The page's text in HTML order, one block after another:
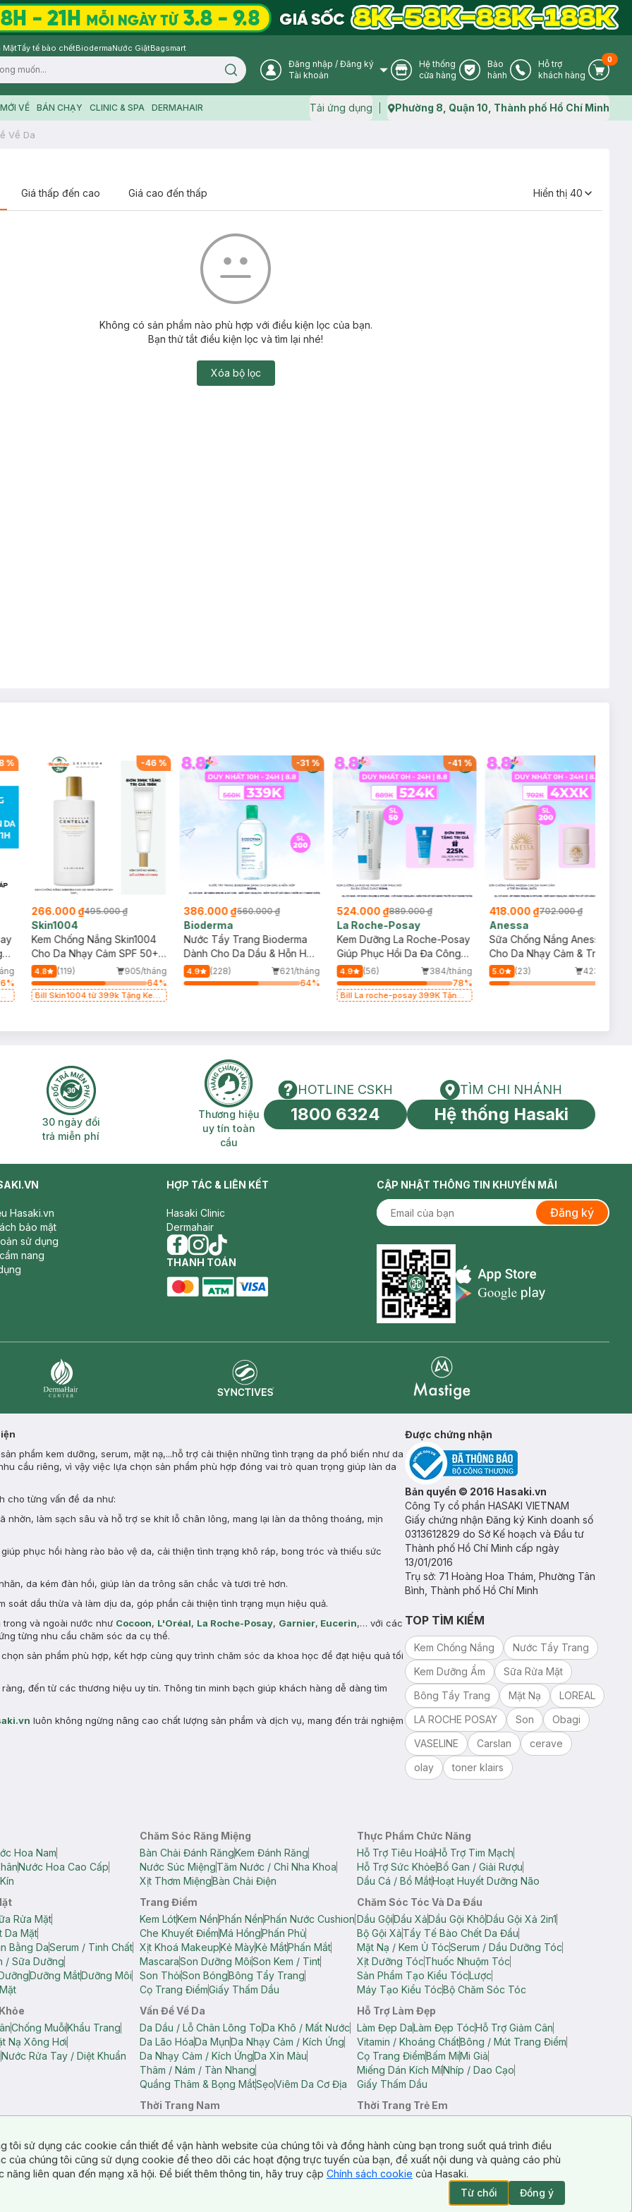
MặtTẩy tế bào chếtBiodermaNước GiặtBagsmart
Search icon User Icon
Đăng nhập / Đăng ký
Tài khoản
Store Icon
Hệ thống
cửa hàng
Warranty Icon
Bảo
hành
Phone Icon
Hỗ trợ
khách hàng
Cart
0
VỀ BÁN CHẠY CLINIC & SPA DERMAHAIR Tải ứng dụng Map icon
Phường 8, Quận 10, Thành phố Hồ Chí Minh
Về Da
Giá thấp đến cao Giá cao đến thấp Hiển thị 40
Không có sản phẩm nào phù hợp với điều kiện lọc của bạn.
Bạn thử tắt điều kiện lọc và tìm lại nhé!
Xóa bộ lọc
%
%
-46%
266.000 ₫495.000 ₫
Skin1004
Kem Chống Nắng Skin1004
Cho Da Nhạy Cảm SPF 50+
50ml
4.8 (119)
905/tháng
64%
Bill Skin1004 từ 399k Tặng Kem
-31 %
386.000 ₫560.000 ₫
Bioderma
Nước Tẩy Trang Bioderma
Dành Cho Da Dầu & Hỗn Hợp
500ml
4.9 (228)
621/tháng
64%
-41 %
524.000 ₫889.000 ₫
La Roche-Posay
Kem Dưỡng La Roche-Posay
Giúp Phục Hồi Da Đa Công
Dụng 100ml
4.9 (56)
384/tháng
78%
Bill La roche-posay 399K Tặng
418.000 ₫702.000 ₫
Anessa
Sữa Chống Nắng Anessa
Cho Da Nhạy Cảm & Trẻ Em
60ml (Mới)
5.0 (23)
423/tháng
2H 30 ngày đổi trả miễn phí
30 ngày đổi
trả miễn phí
Thương hiệu uy tín toàn cầu
Thương hiệu
uy tín toàn
cầu
HOTLINE CSKH
HOTLINE CSKH
1800 6324
Tìm chi nhánh
TÌM CHI NHÁNH
Hệ thống Hasaki
Hasaki.vn
bảo mật
sử dụng
nang
HỢP TÁC & LIÊN KẾT
Hasaki Clinic
Dermahair
facebook
instagram
tiktok
THANH TOÁN
CẬP NHẬT THÔNG TIN KHUYẾN MÃI
Đăng ký
Appstore icon
phẩm kem dưỡng, serum, mặt nạ,...hỗ trợ cải thiện những tình trạng da phổ biến như da
cầu riêng, vì vậy việc lựa chọn sản phẩm phù hợp đóng vai trò quan trọng giúp làn da
cho từng vấn đề da như:
nhờn, làm sạch sâu và hỗ trợ se khít lỗ chân lông, mang lại làn da thông thoáng, mịn
phục hồi hàng rào bảo vệ da, cải thiện tình trạng khô ráp, bong tróc và thiếu sức
da kém đàn hồi, giúp làn da trông săn chắc và tươi trẻ hơn.
soát dầu thừa và làm dịu da, góp phần cải thiện tình trạng mụn hiệu quả.
và ngoài nước như Cocoon, L'Oréal, La Roche-Posay, Garnier, Eucerin,… với các
từng nhu cầu chăm sóc da cụ thể.
sản phẩm phù hợp, kết hợp cùng quy trình chăm sóc da khoa học để đạt hiệu quả tối
đến từ các thương hiệu uy tín. Thông tin minh bạch giúp khách hàng dễ dàng tìm
luôn không ngừng nâng cao chất lượng sản phẩm và dịch vụ, mang đến trải nghiệm
Được chứng nhận
Bản quyền © 2016 Hasaki.vn
Công Ty cổ phần HASAKI VIETNAM
Giấy chứng nhận Đăng ký Kinh doanh số
0313612829 do Sở Kế hoạch và Đầu tư
Thành phố Hồ Chí Minh cấp ngày
13/01/2016
Trụ sở: 71 Hoàng Hoa Thám, Phường Tân
Bình, Thành phố Hồ Chí Minh
TOP TÌM KIẾM
Kem Chống Nắng
Nước Tẩy Trang
Kem Dưỡng Ẩm
Sữa Rửa Mặt
Bông Tẩy Trang
Mặt Nạ
LOREAL
LA ROCHE POSAY
Son
Obagi
VASELINE
Carslan
cerave
olay
toner klairs
Hoa Nam
Nước Hoa Cao Cấp
Chăm Sóc Răng Miệng
Bàn Chải Đánh RăngKem Đánh Răng
Nước Súc MiệngTăm Nước / Chỉ Nha Khoa
Xịt Thơm MiệngBàn Chải Điện
Thực Phẩm Chức Năng
Hỗ Trợ Tiêu HoáHỗ Trợ Tim Mạch
Hỗ Trợ Sức KhỏeBổ Gan / Giải Rượu
Dầu Cá / Bổ MắtHoạt Huyết Dưỡng Não
Rửa Mặt
Da Mặt
Bằng DaSerum / Tinh Chất
/ Sữa Dưỡng
Dưỡng MắtDưỡng Môi
Trang Điểm
Kem LótKem NềnPhấn NềnPhấn Nước Cushion
Che Khuyết ĐiểmMá HồngPhấn Phủ
Xịt Khoá MakeupKẻ MàyKẻ MắtPhấn Mắt
MascaraSon Dưỡng MôiSon Kem / Tint
Son ThỏiSon BóngBông Tẩy Trang
Cọ Trang ĐiểmGiấy Thấm Dầu
Chăm Sóc Tóc Và Da Đầu
Dầu GộiDầu XảDầu Gội KhôDầu Gội Xả 2in1
Bộ Gội XảTẩy Tế Bào Chết Da Đầu
Mặt Nạ / Kem Ủ TócSerum / Dầu Dưỡng Tóc
Xịt Dưỡng TócThuốc Nhuộm Tóc
Sản Phẩm Tạo Kiểu TócLược
Máy Tạo Kiểu TócBộ Chăm Sóc Tóc
Chống MuỗiKhẩu Trang
Nạ Xông Hơi
Nước Rửa Tay / Diệt Khuẩn
Vấn Đề Về Da
Da Dầu / Lỗ Chân Lông ToDa Khô / Mất Nước
Da Lão HóaDa MụnDa Nhạy Cảm / Kích Ứng
Da Nhạy Cảm / Kích ỨngDa Xỉn Màu
Thâm / Nám / Tàn Nhang
Quầng Thâm & Bọng MắtSẹoViêm Da Cơ Địa
Hỗ Trợ Làm Đẹp
Làm Đẹp DaLàm Đẹp TócHỗ Trợ Giảm Cân
Vitamin / Khoáng ChấtBông / Mút Trang Điểm
Cọ Trang ĐiểmBấm MiMi Giả
Miếng Dán Kích MíNhíp / Dao Cạo
Giấy Thấm Dầu
Short Nữ
Thời Trang Nam
Thời Trang Trẻ Em
tôi sử dụng các cookie cần thiết để vận hành website của chúng tôi và đồng hành cùng bạn trong suốt quá trình điều
của chúng tôi cũng sử dụng cookie để theo dõi các hoạt động trực tuyến của bạn, đề xuất nội dung và quảng cáo phù
liên quan đến mạng xã hội. Để biết thêm thông tin, hãy truy cập Chính sách cookie của Hasaki.
Từ chối
Đồng ý